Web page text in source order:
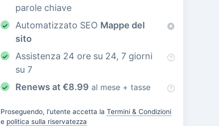
parole chiave
Automatizzato SEO Mappe del
sito
Assistenza 24 ore su 24, 7 giorni
su 7
Renews at €8.99 al mese + tasse
Proseguendo, l'utente accetta la Termini & Condizioni
e politica sulla riservatezza